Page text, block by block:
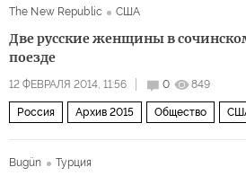
The New Republic
США
Две русские женщины в
поезде
12 ФЕВРАЛЯ 2014, 11:56 0 849
Россия Архив 2015 Общество
Bugün
Турция